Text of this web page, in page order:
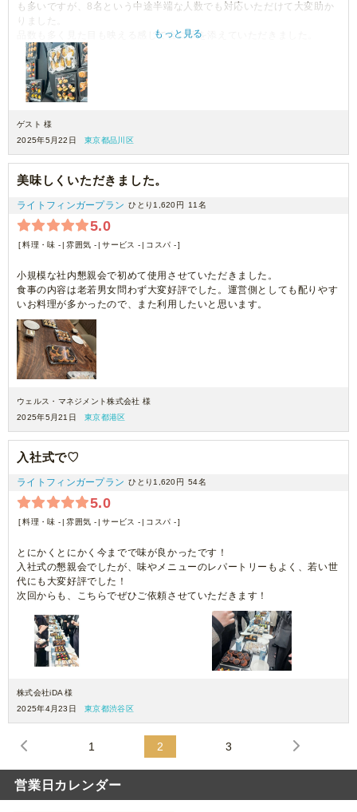
も多いですが、8名という中途半端な人数でも対応いただけて大変助か
りました。
品数も多く見た目も映える感じで会に華を添えていただきました。
また次回も利用させていただこうと思います！
もっと見る
ゲスト 様
2025年5月22日
東京都品川区
美味しくいただきました。
ライトフィンガープラン ひとり1,620円 11名
5.0
料理・味 - 雰囲気 - サービス - コスパ -
小規模な社内懇親会で初めて使用させていただきました。
食事の内容は老若男女問わず大変好評でした。運営側としても配りやす
いお料理が多かったので、また利用したいと思います。
ウェルス・マネジメント株式会社 様
2025年5月21日
東京都港区
入社式で♡
ライトフィンガープラン ひとり1,620円 54名
5.0
料理・味 - 雰囲気 - サービス - コスパ -
とにかくとにかく今までで味が良かったです！
入社式の懇親会でしたが、味やメニューのレパートリーもよく、若い世
代にも大変好評でした！
次回からも、こちらでぜひご依頼させていただきます！
株式会社iDA 様
2025年4月23日
東京都渋谷区
1 2 3
営業日カレンダー